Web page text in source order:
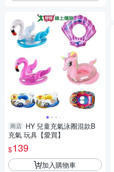
商店 HY 兒童充氣泳圈混款B
充氣 玩具【愛買】
$139
加入購物車